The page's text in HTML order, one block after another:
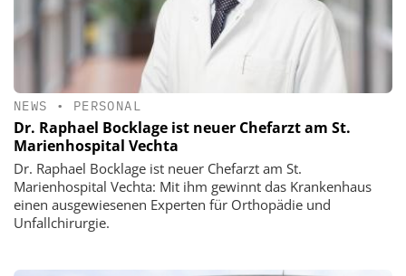
NEWS • PERSONAL
Dr. Raphael Bocklage ist neuer Chefarzt am St.
Marienhospital Vechta
Dr. Raphael Bocklage ist neuer Chefarzt am St.
Marienhospital Vechta: Mit ihm gewinnt das Krankenhaus
einen ausgewiesenen Experten für Orthopädie und
Unfallchirurgie.